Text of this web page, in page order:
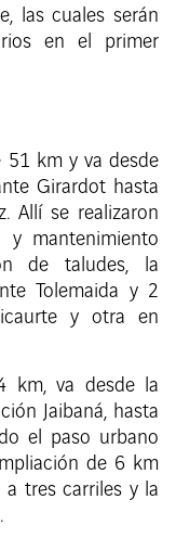
las cuales serán
en el primer
51 km y va desde
Girardot hasta
Allí se realizaron
y mantenimiento
de taludes, la
Tolemaida y 2
y otra en
km, va desde la
Jaibaná, hasta
el paso urbano
de 6 km
a tres carriles y la